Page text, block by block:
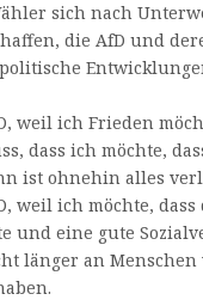
sich nach
die AfD und
weil ich Frieden
dass ich möchte,
ist ohnehin alles
weil ich möchte,
und eine gute
länger an